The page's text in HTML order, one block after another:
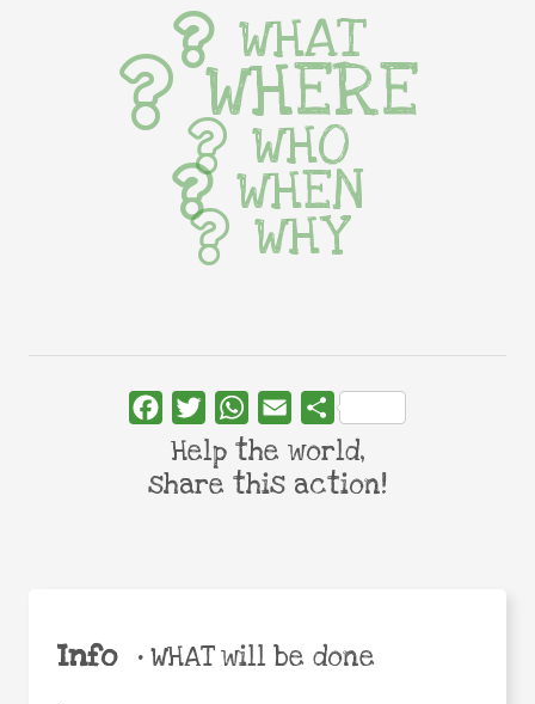
Info •WHAT will be done
WHAT
WHERE
WHO
WHEN
WHY
FacebookTwitterWhatsApp
Email Share
Help the world,
share this action!